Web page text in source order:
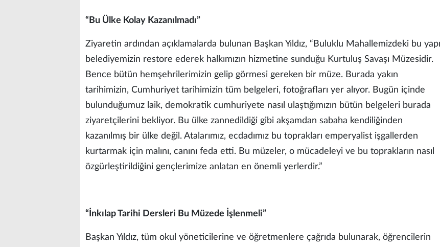
“Bu Ülke Kolay Kazanılmadı”
Ziyaretin ardından açıklamalarda bulunan Başkan Yıldız, “Buluklu Mahallemizdeki bu
belediyemizin restore ederek halkımızın hizmetine sunduğu Kurtuluş Savaşı Müzesidir.
Bence bütün hemşehrilerimizin gelip görmesi gereken bir müze. Burada yakın
tarihimizin, Cumhuriyet tarihimizin tüm belgeleri, fotoğrafları yer alıyor. Bugün içinde
bulunduğumuz laik, demokratik cumhuriyete nasıl ulaştığımızın bütün belgeleri burada
ziyaretçilerini bekliyor. Bu ülke zannedildiği gibi akşamdan sabaha kendiliğinden
kazanılmış bir ülke değil. Atalarımız, ecdadımız bu toprakları emperyalist işgallerden
kurtarmak için malını, canını feda etti. Bu müzeler, o mücadeleyi ve bu toprakların nasıl
özgürleştirildiğini gençlerimize anlatan en önemli yerlerdir.”
“İnkılap Tarihi Dersleri Bu Müzede İşlenmeli”
Başkan Yıldız, tüm okul yöneticilerine ve öğretmenlere çağrıda bulunarak, öğrencilerin